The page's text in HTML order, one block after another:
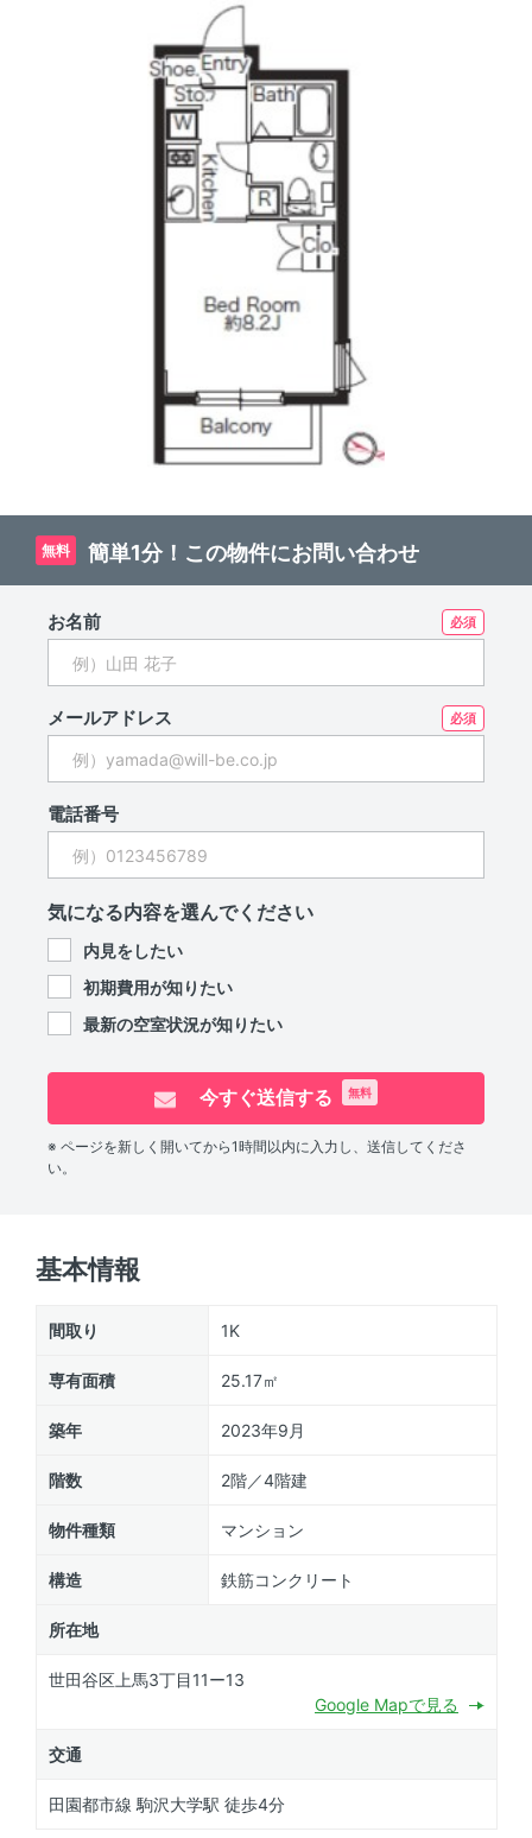
無料 簡単1分！この物件にお問い合わせ
お名前
メールアドレス
電話番号
気になる内容を選んでください
内見をしたい
初期費用が知りたい
最新の空室状況が知りたい
今すぐ送信する 無料
※ ページを新しく開いてから1時間以内に入力し、送信してくださ
い。
基本情報
間取り 1K
専有面積 25.17㎡
築年 2023年9月
階数 2階／4階建
物件種類 マンション
構造 鉄筋コンクリート
所在地
世田谷区上馬3丁目11ー13
Google Mapで見る
交通
田園都市線 駒沢大学駅 徒歩4分